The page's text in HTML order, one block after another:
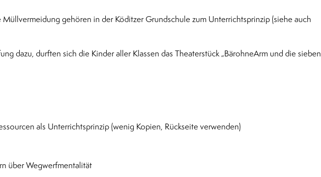
gehören in der Köditzer Grundschule zum Unterrichtsprinzip (siehe auch
dazu, durften sich die Kinder aller Klassen das Theaterstück „BärohneArm und die sieben
als Unterrichtsprinzip (wenig Kopien, Rückseite verwenden)
über Wegwerfmentalität